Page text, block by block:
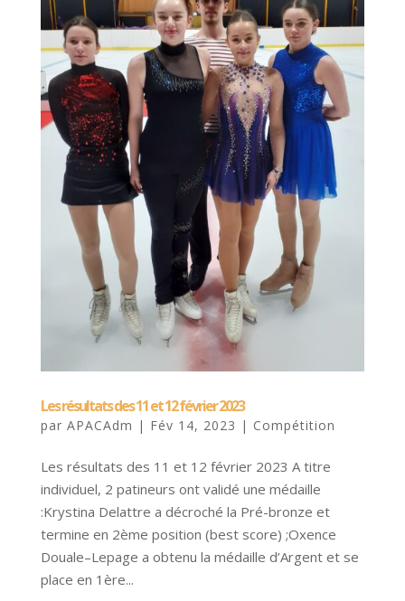
Les résultats des 11 et 12 février 2023
par APACAdm | Fév 14, 2023 | Compétition
Les résultats des 11 et 12 février 2023 A titre
individuel, 2 patineurs ont validé une médaille
:Krystina Delattre a décroché la Pré-bronze et
termine en 2ème position (best score) ;Oxence
Douale–Lepage a obtenu la médaille d’Argent et se
place en 1ère...